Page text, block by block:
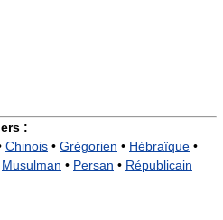
:
Chinois • Grégorien • Hébraïque •
Musulman • Persan • Républicain